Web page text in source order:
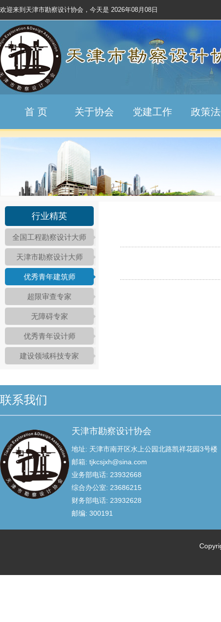
欢迎来到天津市勘察设计协会，今天是 2026年08月08日
首 页 关于协会 党建工作 政策
行业精英
全国工程勘察设计大师
天津市勘察设计大师
优秀青年建筑师
超限审查专家
无障碍专家
优秀青年设计师
建设领域科技专家
联系我们
天津市勘察设计协会
地址: 天津市南开区水上公园北路凯祥花园3号楼
邮箱: tjkcsjxh@sina.com
业务部电话: 23932668
综合办公室: 23686215
财务部电话: 23932628
邮编: 300191